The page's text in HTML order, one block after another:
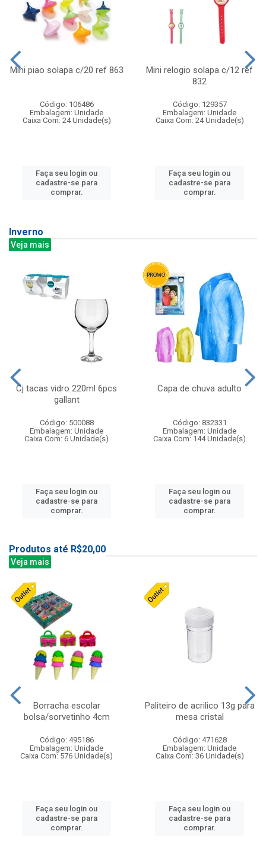
Mini piao solapa c/20 ref 863
Código: 106486
Embalagem: Unidade
Caixa Com: 24 Unidade(s)
Faça seu login ou
cadastre-se para
comprar.
Mini relogio solapa c/12 ref
832
Código: 129357
Embalagem: Unidade
Caixa Com: 24 Unidade(s)
Faça seu login ou
cadastre-se para
comprar.
Inverno
Veja mais
Cj tacas vidro 220ml 6pcs
gallant
Código: 500088
Embalagem: Unidade
Caixa Com: 6 Unidade(s)
Faça seu login ou
cadastre-se para
comprar.
Capa de chuva adulto
Código: 832331
Embalagem: Unidade
Caixa Com: 144 Unidade(s)
Faça seu login ou
cadastre-se para
comprar.
Produtos até R$20,00
Veja mais
Borracha escolar
bolsa/sorvetinho 4cm
Código: 495186
Embalagem: Unidade
Caixa Com: 576 Unidade(s)
Faça seu login ou
cadastre-se para
comprar.
Paliteiro de acrilico 13g para
mesa cristal
Código: 471628
Embalagem: Unidade
Caixa Com: 36 Unidade(s)
Faça seu login ou
cadastre-se para
comprar.